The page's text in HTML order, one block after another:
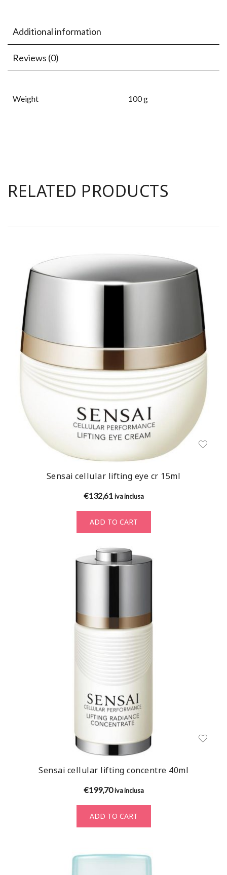
Additional information
Reviews (0)
Weight 100 g
RELATED PRODUCTS
Sensai cellular lifting eye cr 15ml
€132,61 iva inclusa
ADD TO CART
Sensai cellular lifting concentre 40ml
€199,70 iva inclusa
ADD TO CART